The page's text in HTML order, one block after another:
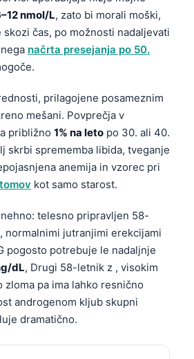
nmol/L, zato bi morali moški,
čas, po možnosti nadaljevati
načrta presejanja po 50.
prilagojene posameznim
mešani. Povprečja v
približno 1% na leto po 30. ali 40.
skrbi sprememba libida, tveganje
anemija in vzorec pri
kot samo starost.
telesno pripravljen 58-
, normalnimi jutranjimi erekcijami
pogosto potrebuje le nadaljnje
dL, Drugi 58-letnik z , visokim
zloma pa ima lahko resnično
androgenom kljub skupni
dramatično.